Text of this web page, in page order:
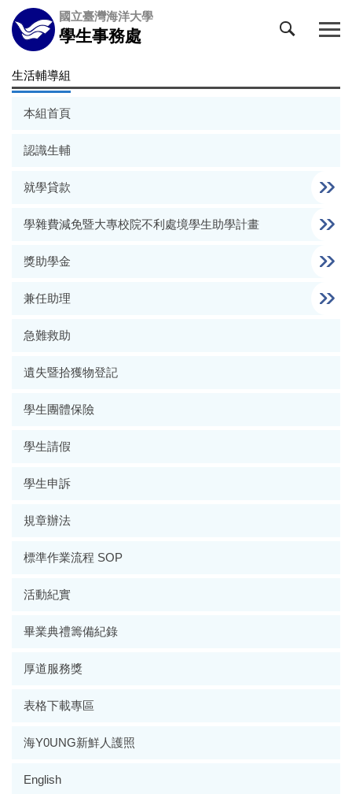
跳
到
主
內
國立臺灣海洋大學
學生事務處
生活輔導組
本組首頁
認識生輔
就學貸款
學雜費減免暨大專校院不利處境學生助學計畫
獎助學金
兼任助理
急難救助
遺失暨拾獲物登記
學生團體保險
學生請假
學生申訴
規章辦法
標準作業流程 SOP
活動紀實
畢業典禮籌備紀錄
厚道服務獎
表格下載專區
海Y0UNG新鮮人護照
English